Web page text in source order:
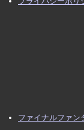
ファイナルファン